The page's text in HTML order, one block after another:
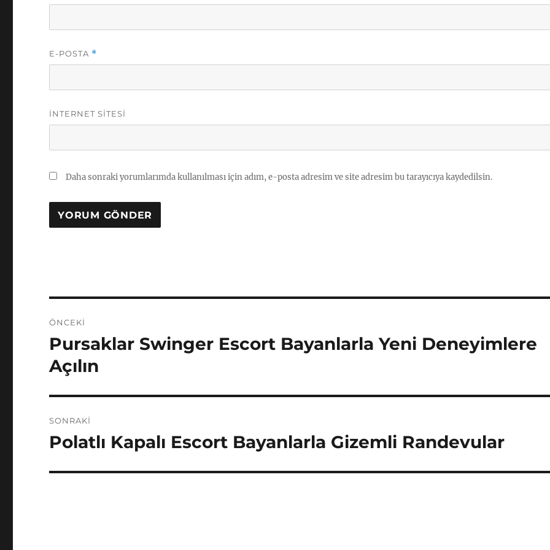
E-POSTA *
İNTERNET SITESI
Daha sonraki yorumlarımda kullanılması için adım, e-posta adresim ve site adresim bu tarayıcıya kaydedilsin.
gezinmesi
ÖNCEKI
Önceki
yazı:
Pursaklar Swinger Escort Bayanlarla Yeni Deneyimlere
Açılın
SONRAKI
Sonraki
Polatlı Kapalı Escort Bayanlarla Gizemli Randevular